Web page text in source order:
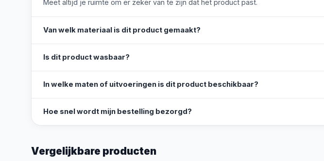
Meet altijd je ruimte om er zeker van te zijn dat het product past.
Van welk materiaal is dit product gemaakt?
Is dit product wasbaar?
In welke maten of uitvoeringen is dit product beschikbaar?
Hoe snel wordt mijn bestelling bezorgd?
Vergelijkbare producten